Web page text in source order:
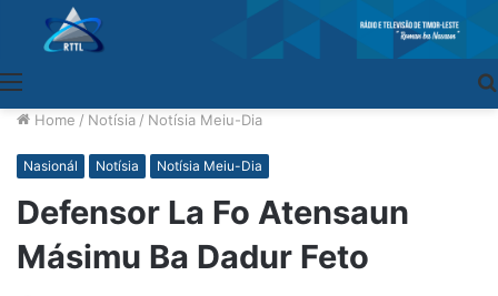
Home / Notísia / Notísia Meiu-Dia
Nasionál Notísia Notísia Meiu-Dia
Defensor La Fo Atensaun
Másimu Ba Dadur Feto